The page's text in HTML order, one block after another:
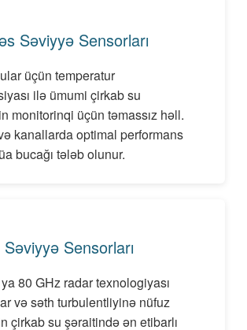
Səviyyə Sensorları
üçün temperatur
ilə ümumi çirkab su
monitorinqi üçün təmassız həll.
kanallarda optimal performans
bucağı tələb olunur.
Sensorları
80 GHz radar texnologiyası
və səth turbulentliyinə nüfuz
çirkab su şəraitində ən etibarlı